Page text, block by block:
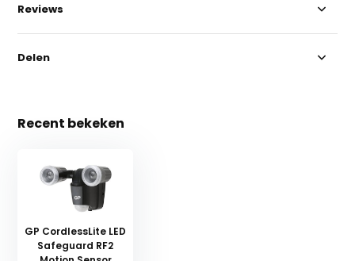
Reviews
Delen
Recent bekeken
GP CordlessLite LED
Safeguard RF2